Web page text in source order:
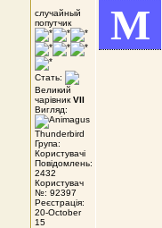
случайный
попутчик
Стать:
Великий
чарівник VII
Вигляд:
Група:
Користувачі
Повідомлень:
2432
Користувач
№: 92397
Реєстрація:
20-October
15
M